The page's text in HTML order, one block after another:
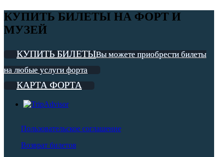
КУПИТЬ БИЛЕТЫ НА ФОРТ И
МУЗЕЙ
КУПИТЬ БИЛЕТЫВы можете приобрести билеты
на любые услуги форта
КАРТА ФОРТА
Пользовательское соглашение
Возврат билетов